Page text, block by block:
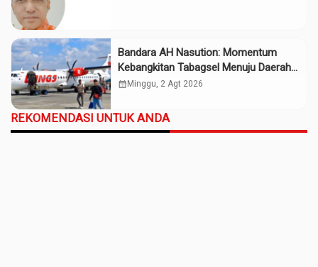
Bandara AH Nasution: Momentum
Kebangkitan Tabagsel Menuju Daerah
Maju
calendar_monthMinggu, 2 Agt 2026
REKOMENDASI UNTUK ANDA